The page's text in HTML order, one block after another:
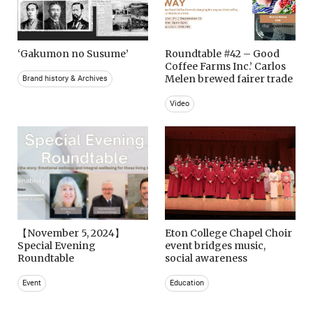
‘Gakumon no Susume’
Brand history & Archives
Roundtable #42 – Good
Coffee Farms Inc.’ Carlos
Melen brewed fairer trade
Video
【November 5, 2024】
Special Evening
Roundtable
Event
Eton College Chapel Choir
event bridges music,
social awareness
Education